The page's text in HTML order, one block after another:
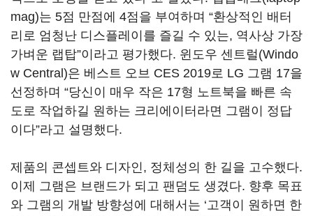
mag)는 5점 만점에 4점을 부여하며 “환상적인 배터
리로 엄청난 디스플레이를 즐길 수 있는, 역사상 가장
가벼운 랩탑”이라고 평가했다. 윈도우 센트럴(Windo
w Central)은 베스트 오브 CES 2019로 LG 그램 17을
선정하며 “당신이 매우 작은 17형 노트북을 빠른 속
도로 작업하길 원하는 크리에이터라면 그램이 정답
이다”라고 설명했다.
제품의 콘셉트와 디자인, 정체성의 한 길을 고수했다.
이제 그램은 브랜드가 되고 팬덤도 생겼다. 향후 목표
와 그램의 개발 방향성에 대해서는 ‘고객이 원하면 한